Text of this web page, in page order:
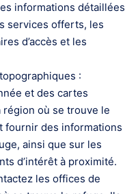
informations détaillées
services offerts, les
d’accès et les
:
et des cartes
où se trouve le
fournir des informations
ainsi que sur les
d’intérêt à proximité.
les offices de